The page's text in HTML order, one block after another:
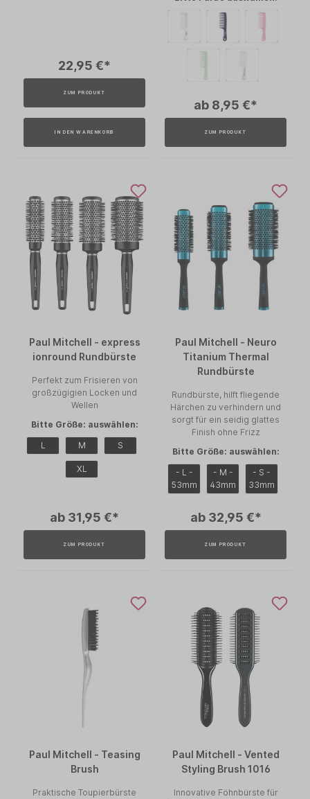
22,95 €*
ZUM PRODUKT
IN DEN WARENKORB
ab 8,95 €*
ZUM PRODUKT
Paul Mitchell - express
ionround Rundbürste
Perfekt zum Frisieren von
großzügigien Locken und
Wellen
Bitte Größe: auswählen:
L
M S
XL
ab 31,95 €*
ZUM PRODUKT
Paul Mitchell - Neuro
Titanium Thermal
Rundbürste
Rundbürste, hilft fliegende
Härchen zu verhindern und
sorgt für ein seidig glattes
Finish ohne Frizz
Bitte Größe: auswählen:
- L -
53mm
- M -
43mm
- S -
33mm
ab 32,95 €*
ZUM PRODUKT
Paul Mitchell - Teasing
Brush
Praktische Toupierbürste
Paul Mitchell - Vented
Styling Brush 1016
Innovative Föhnbürste für